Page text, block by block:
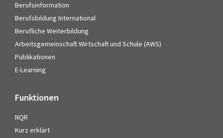
Berufsinformation
Berufsbildung International
Berufliche Weiterbildung
Arbeitsgemeinschaft Wirtschaft und Schule (AWS)
Publikationen
E-Learning
Funktionen
NQR
Kurz erklärt